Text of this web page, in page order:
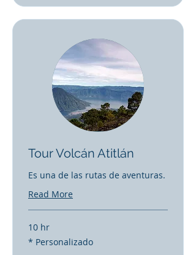
Tour Volcán Atitlán
Es una de las rutas de aventuras.
Read More
10 hr
*
Personalizado
* Personalizado